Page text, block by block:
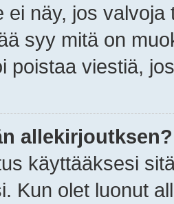
ei näy, jos
syy mitä on
poistaa viestiä,
allekirjoutksen?
käyttääksesi
Kun olet luonut